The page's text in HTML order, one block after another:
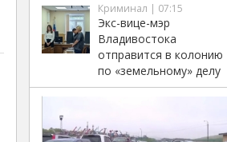
Криминал | 07:15
Экс-вице-мэр
Владивостока
отправится в колонию
по «земельному» делу